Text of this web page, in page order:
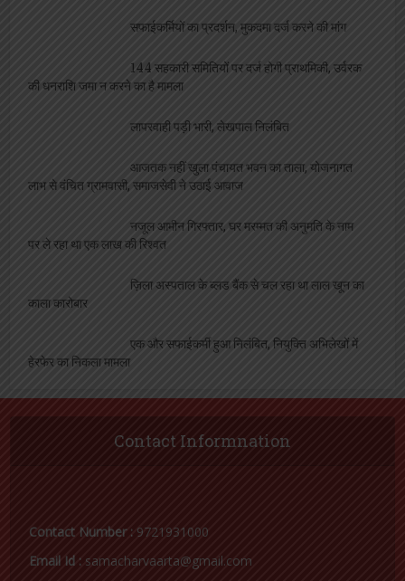
सफाईकर्मियों का प्रदर्शन, मुकदमा दर्ज करने की मांग
144 सहकारी समितियों पर दर्ज होगी प्राथमिकी, उर्वरक
की धनराशि जमा न करने का है मामला
लापरवाही पड़ी भारी, लेखपाल निलंबित
आजतक नहीं खुला पंचायत भवन का ताला, योजनागत
लाभ से वंचित ग्रामवासी, समाजसेवी ने उठाई आवाज
नजूल आमीन गिरफ्तार, घर मरम्मत की अनुमति के नाम
पर ले रहा था एक लाख की रिश्वत
ज़िला अस्पताल के ब्लड बैंक से चल रहा था लाल खून का
काला कारोबार
एक और सफाईकर्मी हुआ निलंबित, नियुक्ति अभिलेखों में
हेरफेर का निकला मामला
Contact Informnation
Contact Number : 9721931000
Email Id : samacharvaarta@gmail.com